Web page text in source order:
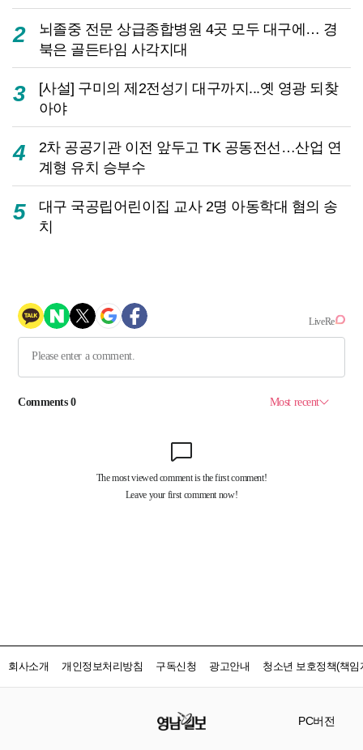
2
뇌졸중 전문 상급종합병원 4곳 모두 대구에… 경
북은 골든타임 사각지대
3
[사설] 구미의 제2전성기 대구까지...옛 영광 되찾
아야
4
2차 공공기관 이전 앞두고 TK 공동전선…산업 연
계형 유치 승부수
5
대구 국공립어린이집 교사 2명 아동학대 혐의 송
치
회사소개 개인정보처리방침 구독신청 광고안내 청소년 보호정책(책임
PC버전